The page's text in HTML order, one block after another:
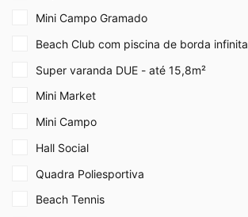
Mini Campo Gramado
Beach Club com piscina de borda infinita
Super varanda DUE - até 15,8m²
Mini Market
Mini Campo
Hall Social
Quadra Poliesportiva
Beach Tennis